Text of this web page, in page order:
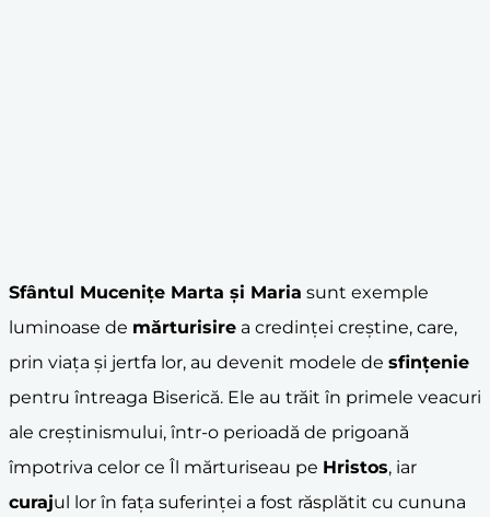
Sfântul Mucenițe Marta și Maria sunt exemple
luminoase de mărturisire a credinței creștine, care,
prin viața și jertfa lor, au devenit modele de sfințenie
pentru întreaga Biserică. Ele au trăit în primele veacuri
ale creștinismului, într-o perioadă de prigoană
împotriva celor ce Îl mărturiseau pe Hristos, iar
curajul lor în fața suferinței a fost răsplătit cu cununa